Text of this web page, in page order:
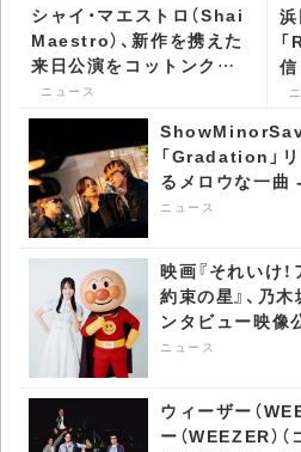
シャイ・マエストロ（Shai
Maestro）、新作を携えた
来日公演をコットンクラ
ブで開催 - CDJournal ニ
ュース
ニュース
浜
「Gradation」
るメロウな一
ニュース
映画『それいけ
約束の星』、乃
ンタビュー映
ース
ニュース
ウィーザー（
ー（WEEZER）